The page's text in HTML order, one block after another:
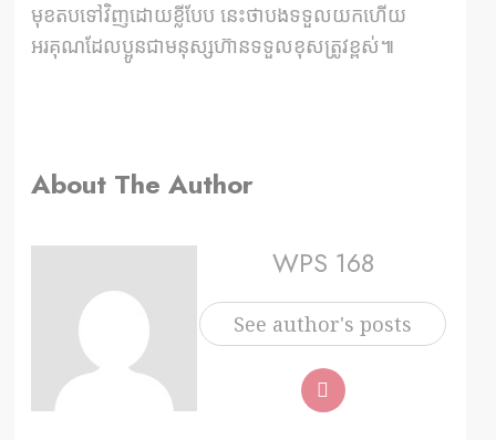
មុខតបទៅវិញដោយខ្លីបែប នេះថាបងទទួលយកហើយ
អរគុណដែលប្អូនជាមនុស្សហ៊ានទទួលខុសត្រូវខ្ពស់៕
About The Author
WPS 168
See author's posts